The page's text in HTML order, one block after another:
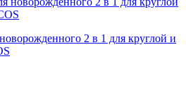
2 в 1 для круглой и